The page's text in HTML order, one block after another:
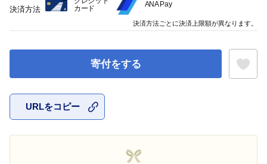
寄付をする
URLをコピー
決済方法
カード
ANA Pay
決済方法ごとに決済上限額が異なります。